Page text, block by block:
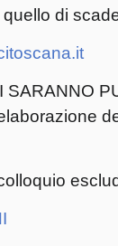
di
SARANNO